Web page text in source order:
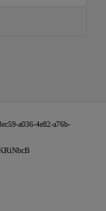
a036-4e82-a76b-